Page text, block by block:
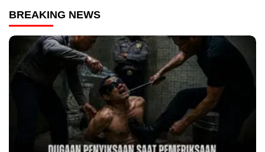
BREAKING NEWS